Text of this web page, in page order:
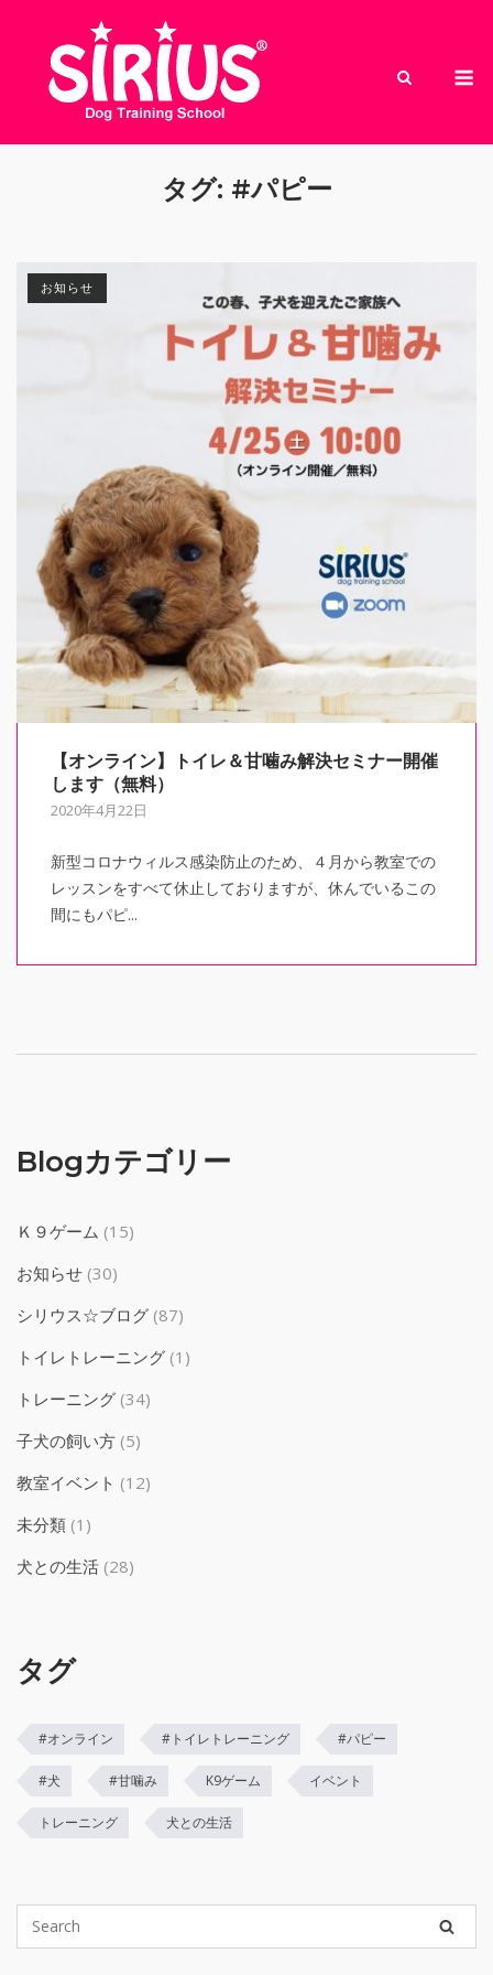
content
タグ: #パピー
お知らせ
【オンライン】トイレ＆甘噛み解決セミナー開催
します（無料）
2020年4月22日
新型コロナウィルス感染防止のため、４月から教室での
レッスンをすべて休止しておりますが、休んでいるこの
間にもパピ...
Blogカテゴリー
Ｋ９ゲーム (15)
お知らせ (30)
シリウス☆ブログ (87)
トイレトレーニング (1)
トレーニング (34)
子犬の飼い方 (5)
教室イベント (12)
未分類 (1)
犬との生活 (28)
タグ
#オンライン #トイレトレーニング #パピー
#犬 #甘噛み K9ゲーム イベント
トレーニング 犬との生活